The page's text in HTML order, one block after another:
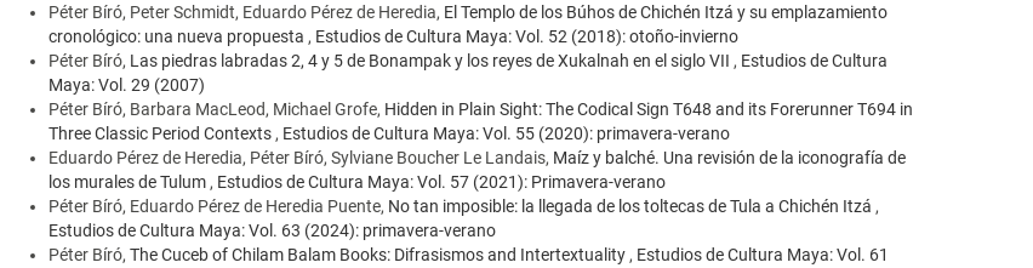
Péter Bíró, Peter Schmidt, Eduardo Pérez de Heredia, El Templo de los Búhos de Chichén Itzá y su emplazamiento
cronológico: una nueva propuesta , Estudios de Cultura Maya: Vol. 52 (2018): otoño-invierno
Péter Bíró, Las piedras labradas 2, 4 y 5 de Bonampak y los reyes de Xukalnah en el siglo VII , Estudios de Cultura
Maya: Vol. 29 (2007)
Péter Bíró, Barbara MacLeod, Michael Grofe, Hidden in Plain Sight: The Codical Sign T648 and its Forerunner T694 in
Three Classic Period Contexts , Estudios de Cultura Maya: Vol. 55 (2020): primavera-verano
Eduardo Pérez de Heredia, Péter Bíró, Sylviane Boucher Le Landais, Maíz y balché. Una revisión de la iconografía de
los murales de Tulum , Estudios de Cultura Maya: Vol. 57 (2021): Primavera-verano
Péter Bíró, Eduardo Pérez de Heredia Puente, No tan imposible: la llegada de los toltecas de Tula a Chichén Itzá ,
Estudios de Cultura Maya: Vol. 63 (2024): primavera-verano
Péter Bíró, The Cuceb of Chilam Balam Books: Difrasismos and Intertextuality , Estudios de Cultura Maya: Vol. 61